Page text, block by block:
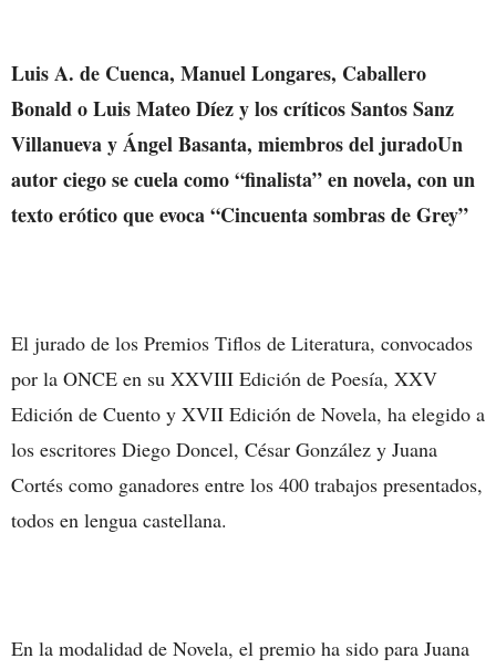
Luis A. de Cuenca, Manuel Longares, Caballero
Bonald o Luis Mateo Díez y los críticos Santos Sanz
Villanueva y Ángel Basanta, miembros del juradoUn
autor ciego se cuela como “finalista” en novela, con un
texto erótico que evoca “Cincuenta sombras de Grey”
El jurado de los Premios Tiflos de Literatura, convocados
por la ONCE en su XXVIII Edición de Poesía, XXV
Edición de Cuento y XVII Edición de Novela, ha elegido a
los escritores Diego Doncel, César González y Juana
Cortés como ganadores entre los 400 trabajos presentados,
todos en lengua castellana.
En la modalidad de Novela, el premio ha sido para Juana